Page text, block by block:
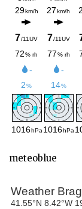
meteoblue